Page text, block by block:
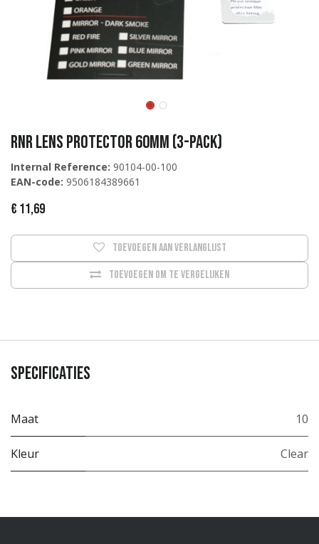
RNR Lens Protector 60mm (3-Pack)
Internal Reference: 90104-00-100
EAN-code: 9506184389661
€ 11,69
Toevoegen om te vergelijken
Toevoegen aan verlanglijst
Specificaties
Maat 10
Kleur Clear